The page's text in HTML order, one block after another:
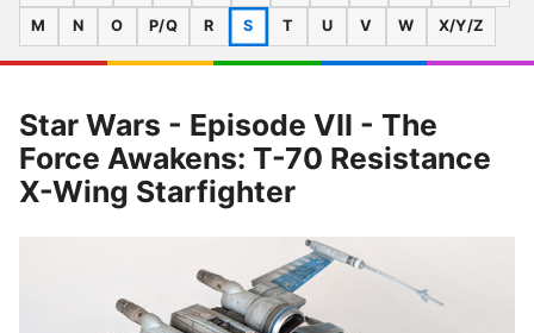
M N O P/Q R S T U V W X/Y/Z
Star Wars - Episode VII - The
Force Awakens: T-70 Resistance
X-Wing Starfighter